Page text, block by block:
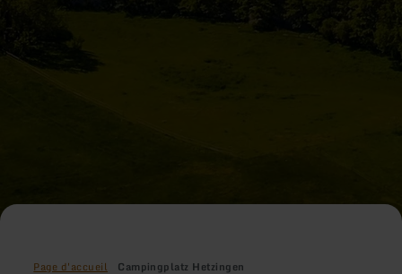
Page d'accueil Campingplatz Hetzingen